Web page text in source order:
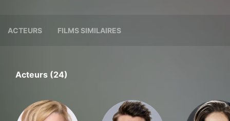
ACTEURS FILMS SIMILAIRES
Acteurs (24)